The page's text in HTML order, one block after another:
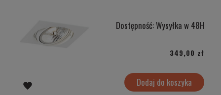
Dostępność:Wysyłka w 48H
349,00 zł
Dodaj do koszyka